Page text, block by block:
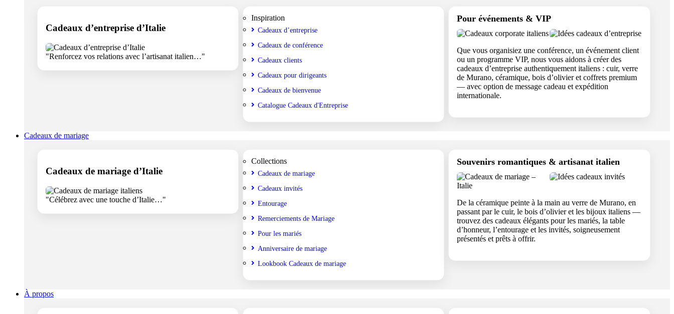
Cadeaux d’entreprise d’Italie
"Renforcez vos relations avec l’artisanat italien…"
Inspiration
Cadeaux d’entreprise
Cadeaux de conférence
Cadeaux clients
Cadeaux pour dirigeants
Cadeaux de bienvenue
Catalogue Cadeaux d'Entreprise
Pour événements & VIP
Que vous organisiez une conférence, un événement client
ou un programme VIP, nous vous aidons à créer des
cadeaux d’entreprise authentiquement italiens : cuir, verre
de Murano, céramique, bois d’olivier et coffrets premium
— avec option de message cadeau et expédition
internationale.
Cadeaux de mariage
Cadeaux de mariage d’Italie
"Célébrez avec une touche d’Italie…"
Collections
Cadeaux de mariage
Cadeaux invités
Entourage
Remerciements de Mariage
Pour les mariés
Anniversaire de mariage
Lookbook Cadeaux de mariage
Souvenirs romantiques & artisanat italien
De la céramique peinte à la main au verre de Murano, en
passant par le cuir, le bois d’olivier et les bijoux italiens —
trouvez des cadeaux élégants pour les mariés, la table
d’honneur, l’entourage et les invités, soigneusement
présentés et prêts à offrir.
À propos